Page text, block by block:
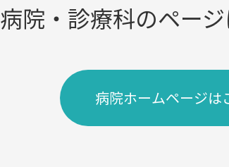
病院・診療科のペー
病院ホームページは